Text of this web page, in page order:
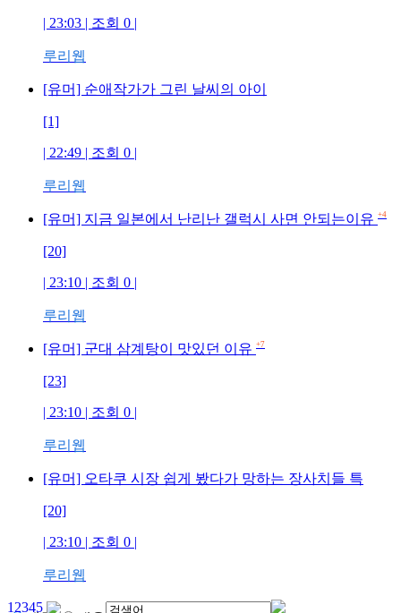
| 23:03 | 조회 0 |
루리웹
[유머] 순애작가가 그린 날씨의 아이
[1]
| 22:49 | 조회 0 |
루리웹
[유머] 지금 일본에서 난리난 갤럭시 사면 안되는이유 +4
[20]
| 23:10 | 조회 0 |
루리웹
[유머] 군대 삼계탕이 맛있던 이유 +7
[23]
| 23:10 | 조회 0 |
루리웹
[유머] 오타쿠 시장 쉽게 봤다가 망하는 장사치들 특
[20]
| 23:10 | 조회 0 |
루리웹
1 2345